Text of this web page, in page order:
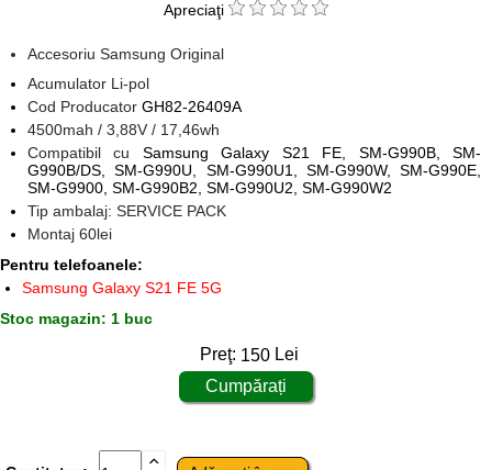
Apreciaţi
Accesoriu Samsung Original
Acumulator Li-pol
Cod Producator GH82-26409A
4500mah / 3,88V / 17,46wh
Compatibil cu Samsung Galaxy S21 FE, SM-G990B, SM-
G990B/DS, SM-G990U, SM-G990U1, SM-G990W, SM-G990E,
SM-G9900, SM-G990B2, SM-G990U2, SM-G990W2
Tip ambalaj: SERVICE PACK
Montaj 60lei
Pentru telefoanele:
Samsung Galaxy S21 FE 5G
Stoc magazin: 1 buc
Preţ: 150Lei